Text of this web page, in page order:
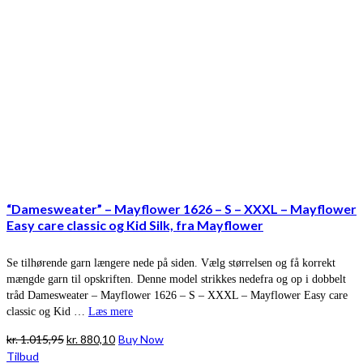
“Damesweater” – Mayflower 1626 – S – XXXL – Mayflower
Easy care classic og Kid Silk, fra Mayflower
Se tilhørende garn længere nede på siden. Vælg størrelsen og få korrekt
mængde garn til opskriften. Denne model strikkes nedefra og op i dobbelt
tråd Damesweater – Mayflower 1626 – S – XXXL – Mayflower Easy care
classic og Kid … Læs mere
kr.1.015,95Den
kr.880,10Den
Buy Now
Tilbud